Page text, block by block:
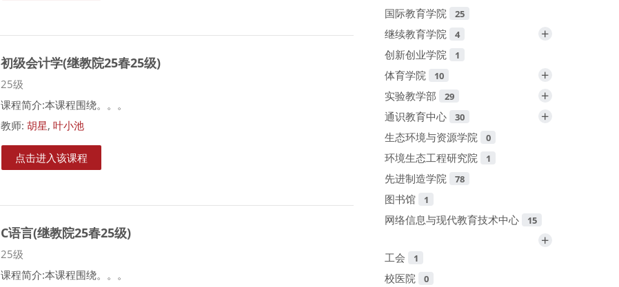
初级会计学(继教院25春25级)
课程类别
25级
课程简介:本课程围绕。。。
教师:胡星,叶小池
点击进入该课程
C语言(继教院25春25级)
课程类别
25级
课程简介:本课程围绕。。。
国际教育学院 25
继续教育学院 4 +
创新创业学院 1
体育学院 10 +
实验教学部 29 +
通识教育中心 30 +
生态环境与资源学院 0
环境生态工程研究院 1
先进制造学院 78
图书馆 1
网络信息与现代教育技术中心 15
+
工会 1
校医院 0